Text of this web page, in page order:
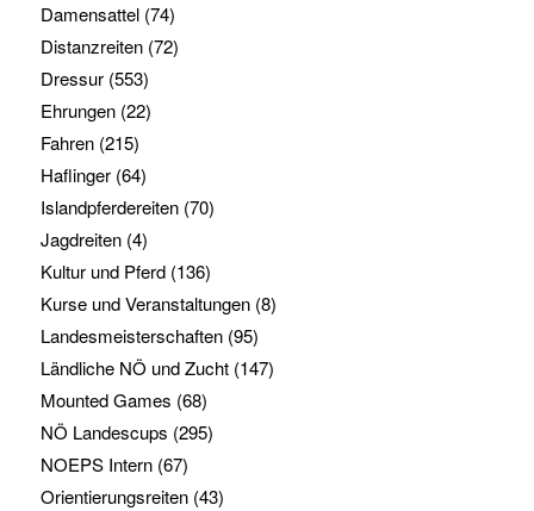
Damensattel(74)
Distanzreiten(72)
Dressur(553)
Ehrungen(22)
Fahren(215)
Haflinger(64)
Islandpferdereiten(70)
Jagdreiten(4)
Kultur und Pferd(136)
Kurse und Veranstaltungen(8)
Landesmeisterschaften(95)
Ländliche NÖ und Zucht(147)
Mounted Games (68)
NÖ Landescups (295)
NOEPS Intern(67)
Orientierungsreiten(43)